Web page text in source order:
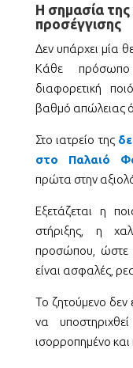
Η σημασία της
προσέγγισης
Δεν υπάρχει μία
Κάθε πρόσωπο
διαφορετική
βαθμό απώλειας
Στο ιατρείο της
στο Παλαιό
πρώτα στην
Εξετάζεται η
στήριξης, η
προσώπου, ώστε
είναι ασφαλές,
Το ζητούμενο δεν
να
ισορροπημένο και